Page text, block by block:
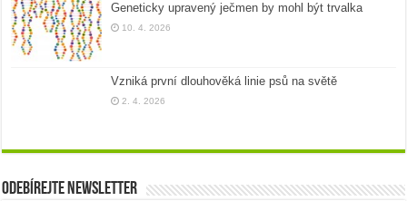
Geneticky upravený ječmen by mohl být trvalka
10. 4. 2026
Vzniká první dlouhověká linie psů na světě
2. 4. 2026
Odebírejte newsletter